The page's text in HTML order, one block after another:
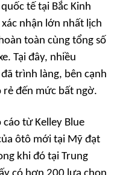
tế tại Bắc Kinh
nhận lớn nhất lịch
toàn cùng tổng số
Tại đây, nhiều
trình làng, bên cạnh
rẻ đến mức bất ngờ.
cáo từ Kelley Blue
ôtô mới tại Mỹ đạt
khi đó tại Trung